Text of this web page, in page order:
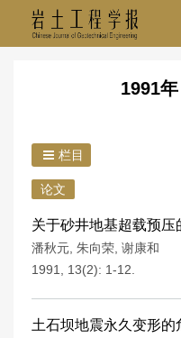
1991
栏目
论文
关于砂井地基超载预压
潘秋元 朱向荣 谢康和
1991, 13(2): 1-12.
土石坝地震永久变形的